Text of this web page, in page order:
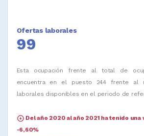
Ofertas laborales
99
Esta ocupación frente al total de
encuentra en el puesto 244 frente al
laborales disponibles en el periodo de
arrow_circle_down Del año 2020 al año 2021 ha tenido una
-6,60%